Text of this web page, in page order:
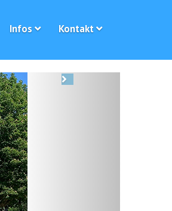
Infos Kontakt
Next